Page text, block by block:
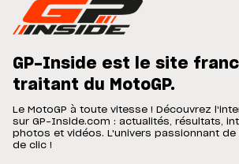
GP-Inside est le site
traitant du MotoGP.
Le MotoGP à toute vitesse ! Découvrez
sur GP-Inside.com : actualités, résultats,
photos et vidéos. L'univers passionnant
de clic !